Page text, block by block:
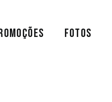
FOTOS